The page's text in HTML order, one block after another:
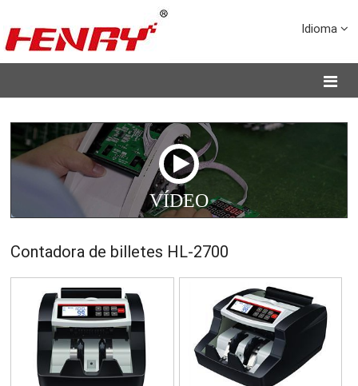
Idioma
VÍDEO
Contadora de billetes HL-2700